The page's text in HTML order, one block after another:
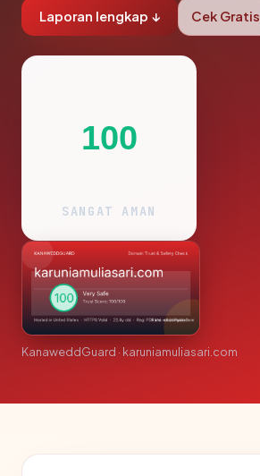
Laporan lengkap ↓ Cek Gratis
100
SANGAT AMAN
KanaweddGuard · karuniamuliasari.com